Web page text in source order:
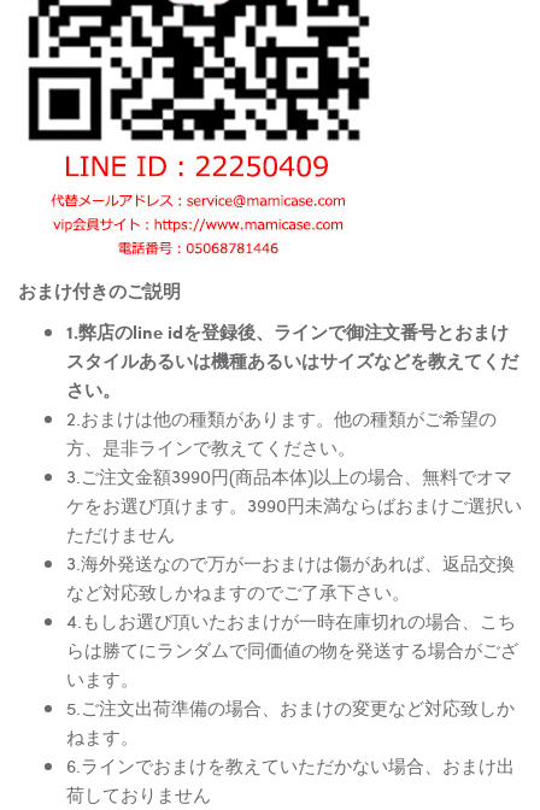
おまけ付きのご説明
1.弊店のline idを登録後、ラインで御注文番号とおまけ
スタイルあるいは機種あるいはサイズなどを教えてくだ
さい。
2.おまけは他の種類があります。他の種類がご希望の
方、是非ラインで教えてください。
3.ご注文金額3990円(商品本体)以上の場合、無料でオマ
ケをお選び頂けます。3990円未満ならばおまけご選択い
ただけません
3.海外発送なので万が一おまけは傷があれば、返品交換
など対応致しかねますのでご了承下さい。
4.もしお選び頂いたおまけが一時在庫切れの場合、こち
らは勝てにランダムで同価値の物を発送する場合がござ
います。
5.ご注文出荷準備の場合、おまけの変更など対応致しか
ねます。
6.ラインでおまけを教えていただかない場合、おまけ出
荷しておりません